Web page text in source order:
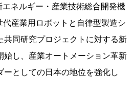
エネルギー・産業技術総合開発機
産業用ロボットと自律型製造シ
共同研究プロジェクトに対する新
始し、産業オートメーション革新
ーとしての日本の地位を強化し